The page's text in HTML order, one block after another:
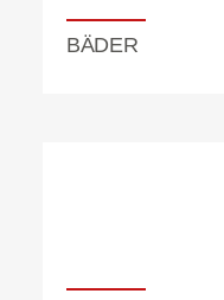
Bäder
BÄDER